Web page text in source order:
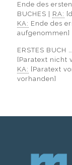
Ende des
BUCHES | RA:
KA: Ende des
aufgenommen]
ERSTES BUCH
[Paratext nicht
KA: [Paratext
vorhanden]